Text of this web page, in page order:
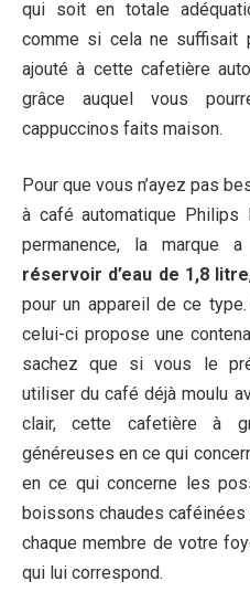
qui soit en totale
comme si cela ne suffisait
ajouté à cette cafetière
grâce auquel vous
cappuccinos faits maison.
Pour que vous n’ayez pas
à café automatique
permanence, la marque
réservoir d’eau de 1,8 litre
pour un appareil de ce
celui-ci propose une
sachez que si vous le
utiliser du café déjà moulu
clair, cette cafetière à
généreuses en ce qui
en ce qui concerne les
boissons chaudes caféinées
chaque membre de votre
qui lui correspond.